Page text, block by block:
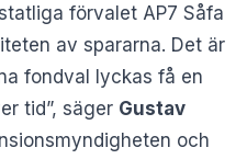
förvalet AP7 Såfa
av spararna. Det är
fondval lyckas få en
tid”, säger Gustav
och